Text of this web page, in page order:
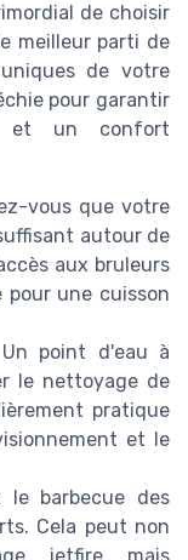
de choisir
meilleur parti de
de votre
pour garantir
et un confort
vous que votre
autour de
aux bruleurs
pour une cuisson
point d'eau à
le nettoyage de
pratique
et le
le barbecue des
Cela peut non